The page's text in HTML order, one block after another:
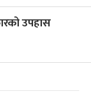
उपहास